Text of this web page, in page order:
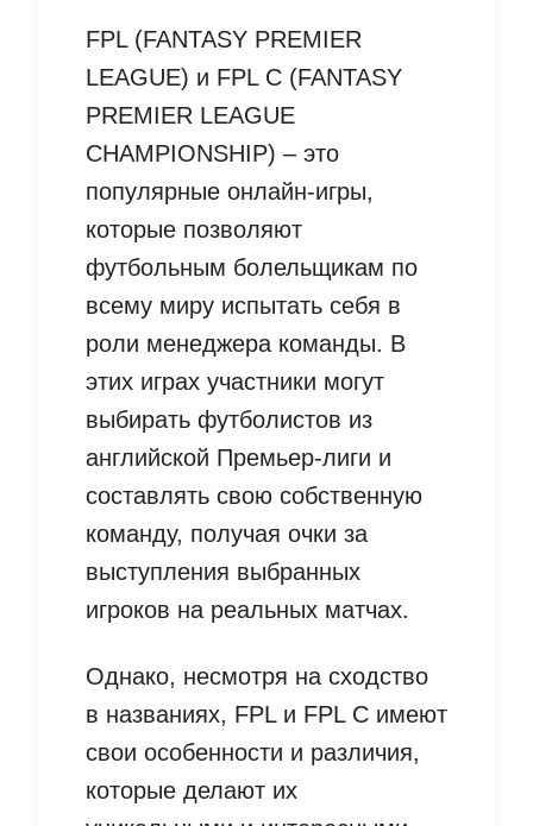
FPL (FANTASY PREMIER
LEAGUE) и FPL C (FANTASY
PREMIER LEAGUE
CHAMPIONSHIP) – это
популярные онлайн-игры,
которые позволяют
футбольным болельщикам по
всему миру испытать себя в
роли менеджера команды. В
этих играх участники могут
выбирать футболистов из
английской Премьер-лиги и
составлять свою собственную
команду, получая очки за
выступления выбранных
игроков на реальных матчах.
Однако, несмотря на сходство
в названиях, FPL и FPL C имеют
свои особенности и различия,
которые делают их